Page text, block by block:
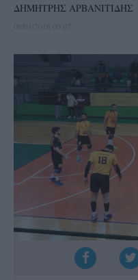
ΔΗΜΗΤΡΗΣ ΑΡΒΑΝΙΤΙΔΗΣ